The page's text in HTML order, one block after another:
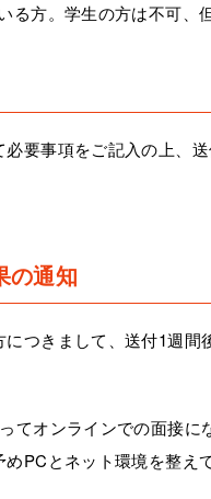
方。学生の方は不可、
要事項をご記入の上、送
の通知
つきまして、送付1週
てオンラインでの面接
PCとネット環境を整え